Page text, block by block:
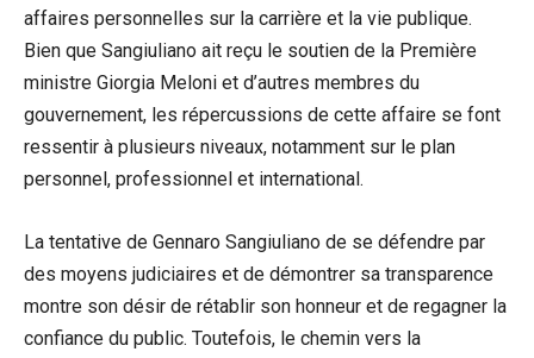
affaires personnelles sur la carrière et la vie publique.
Bien que Sangiuliano ait reçu le soutien de la Première
ministre Giorgia Meloni et d’autres membres du
gouvernement, les répercussions de cette affaire se font
ressentir à plusieurs niveaux, notamment sur le plan
personnel, professionnel et international.
La tentative de Gennaro Sangiuliano de se défendre par
des moyens judiciaires et de démontrer sa transparence
montre son désir de rétablir son honneur et de regagner la
confiance du public. Toutefois, le chemin vers la